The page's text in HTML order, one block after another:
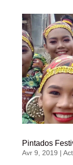
Pintados
Avr 9, 2019 |